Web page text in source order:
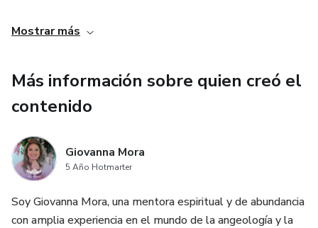
Mostrar más
Más información sobre quien creó el
contenido
Giovanna Mora
5 Año Hotmarter
Soy Giovanna Mora, una mentora espiritual y de abundancia
con amplia experiencia en el mundo de la angeología y la